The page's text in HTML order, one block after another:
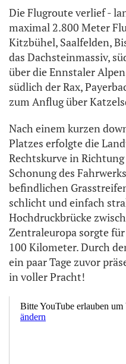
Die Flugroute verlief -
maximal 2.800 Meter
Kitzbühel, Saalfelden,
das Dachsteinmassiv,
über die Ennstaler
südlich der Rax,
zum Anflug über
Nach einem kurzen
Platzes erfolgte die
Rechtskurve in
Schonung des
befindlichen
schlicht und einfach
Hochdruckbrücke
Zentraleuropa sorgte
100 Kilometer. Durch
ein paar Tage zuvor
in voller Pracht!